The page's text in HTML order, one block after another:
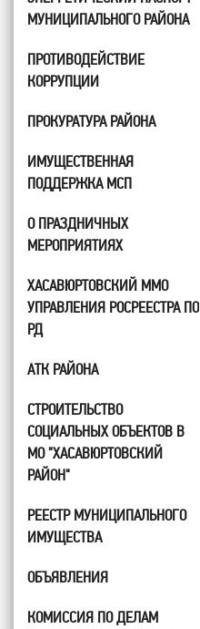
МУНИЦИПАЛЬНОГО РАЙОНА
ПРОТИВОДЕЙСТВИЕ
КОРРУПЦИИ
ПРОКУРАТУРА РАЙОНА
ИМУЩЕСТВЕННАЯ
ПОДДЕРЖКА МСП
О ПРАЗДНИЧНЫХ
МЕРОПРИЯТИЯХ
ХАСАВЮРТОВСКИЙ ММО
УПРАВЛЕНИЯ РОСРЕЕСТРА ПО
РД
АТК РАЙОНА
СТРОИТЕЛЬСТВО
СОЦИАЛЬНЫХ ОБЪЕКТОВ В
МО "ХАСАВЮРТОВСКИЙ
РАЙОН"
РЕЕСТР МУНИЦИПАЛЬНОГО
ИМУЩЕСТВА
ОБЪЯВЛЕНИЯ
КОМИССИЯ ПО ДЕЛАМ